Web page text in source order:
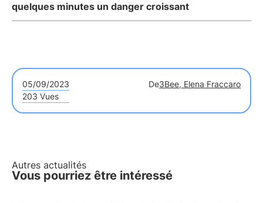
quelques minutes un danger croissant
05/09/2023 De3Bee, Elena Fraccaro
203 Vues
Autres actualités
Vous pourriez être intéressé